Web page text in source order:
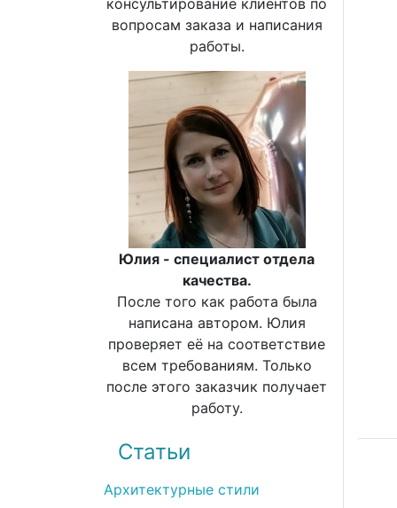
консультирование клиентов по
вопросам заказа и написания
работы.
Юлия - специалист отдела
качества.
После того как работа была
написана автором. Юлия
проверяет её на соответствие
всем требованиям. Только
после этого заказчик получает
работу.
Статьи
Архитектурные стили